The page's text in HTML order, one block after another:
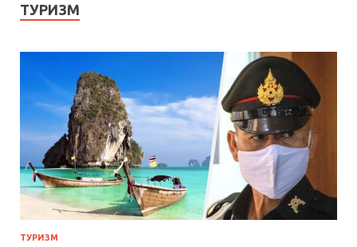
ТУРИЗМ
ТУРИЗМ